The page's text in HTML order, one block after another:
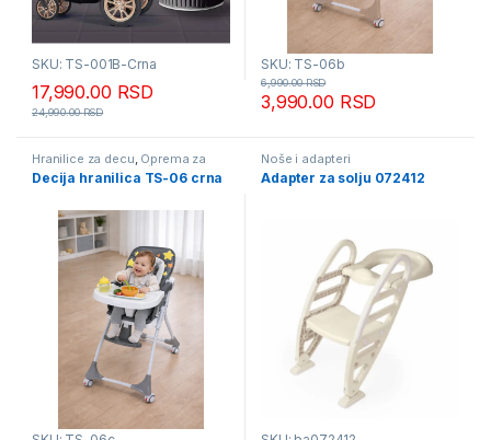
SKU: TS-001B-Crna
17,990.00 RSD
24,990.00RSD
SKU: TS-06b
3,990.00 RSD
6,990.00RSD
Hranilice za decu Oprema za
bebe i decu - mesečna akcija
Decija hranilica TS-06 crna
Noše i adapteri
Adapter za solju 072412